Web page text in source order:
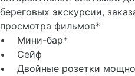
• Телевизор Samsung с
интерактивной системой
береговых экскурсии,
просмотра фильмов*
• Мини-бар*